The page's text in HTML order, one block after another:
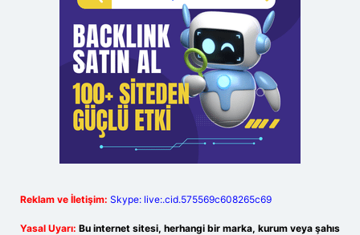
Reklam ve İletişim: Skype: live:.cid.575569c608265c69
Yasal Uyarı: Bu internet sitesi, herhangi bir marka, kurum veya şahıs